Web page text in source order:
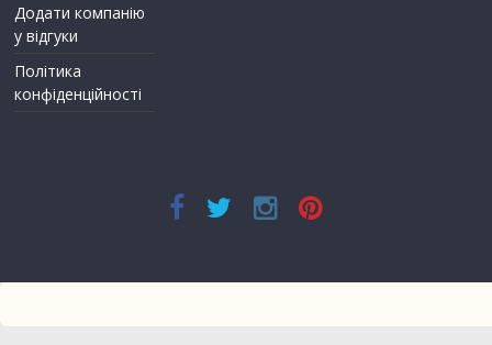
Додати компанію
у відгуки
Політика
конфіденційності